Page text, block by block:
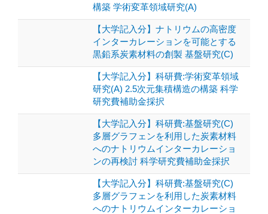
構築 学術変革領域研究(A)
【大学記入分】ナトリウムの高密度
インターカレーションを可能とする
黒鉛系炭素材料の創製 基盤研究(C)
【大学記入分】科研費:学術変革領域
研究(A) 2.5次元集積構造の構築 科学
研究費補助金採択
【大学記入分】科研費:基盤研究(C)
多層グラフェンを利用した炭素材料
へのナトリウムインターカレーショ
ンの再検討 科学研究費補助金採択
【大学記入分】科研費:基盤研究(C)
多層グラフェンを利用した炭素材料
へのナトリウムインターカレーショ